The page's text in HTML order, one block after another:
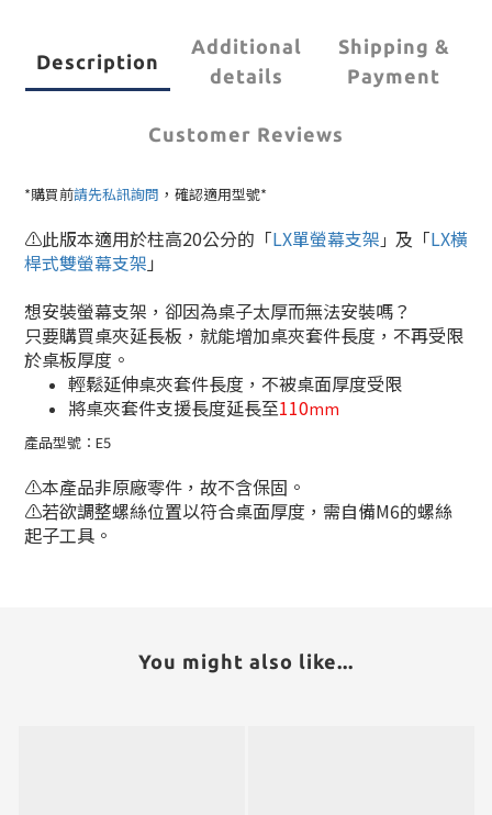
Description
Additional
details
Shipping &
Payment
Customer Reviews
*購買前請先私訊詢問 ， 確認適用型號*
⚠️此版本適用於柱高20公分的「LX單螢幕支架 」 及「LX橫
桿式雙螢幕支架 」
想安裝螢幕支架，卻因為桌子太厚而無法安裝嗎？
只要購買桌夾延長板，就能增加桌夾套件長度，不再受限
於桌板厚度。
輕鬆延伸桌夾套件長度，不被桌面厚度受限
將桌夾套件支援長度延長至110mm
產品型號： E5
⚠️本產品非原廠零件，故不含保固。
⚠️若欲調整螺絲位置以符合桌面厚度，需自備M6的螺絲
起子工具。
You might also like...